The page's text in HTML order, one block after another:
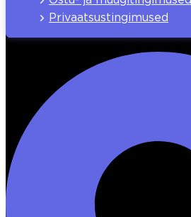
Privaatsustingimused